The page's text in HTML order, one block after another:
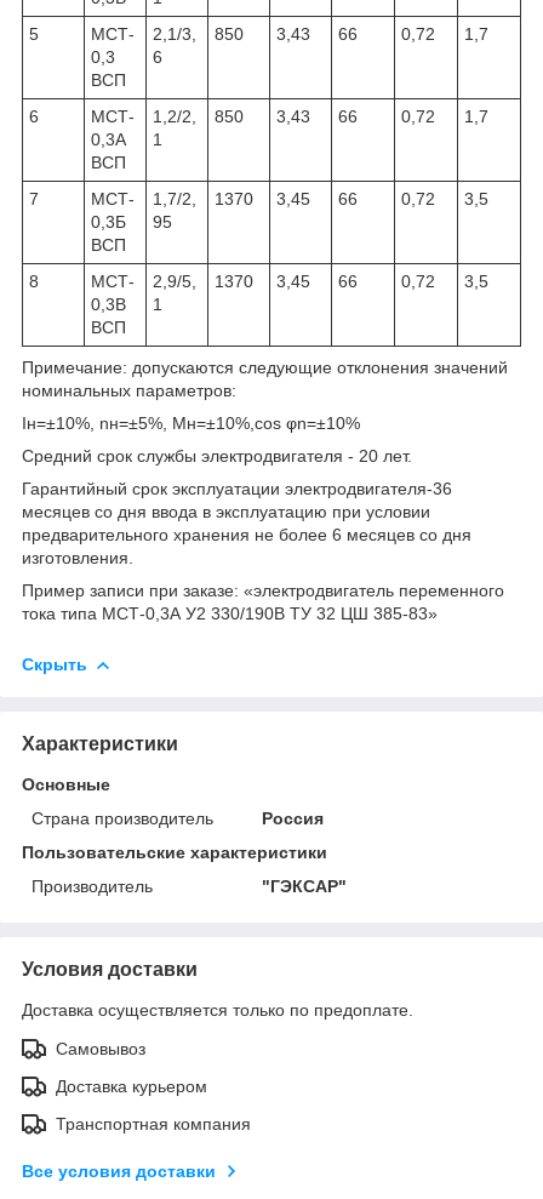
5
МСТ-
0,3
ВСП
2,1/3,
6
850 3,43 66 0,72 1,7
6
МСТ-
0,3А
ВСП
1,2/2,
1
850 3,43 66 0,72 1,7
7
МСТ-
0,3Б
ВСП
1,7/2,
95
1370 3,45 66 0,72 3,5
8
МСТ-
0,3В
ВСП
2,9/5,
1
1370 3,45 66 0,72 3,5
Примечание: допускаются следующие отклонения значений
номинальных параметров:
Iн=±10%, nн=±5%, Mн=±10%,cos φn=±10%
Средний срок службы электродвигателя - 20 лет.
Гарантийный срок эксплуатации электродвигателя-36
месяцев со дня ввода в эксплуатацию при условии
предварительного хранения не более 6 месяцев со дня
изготовления.
Пример записи при заказе: «электродвигатель переменного
тока типа МСТ-0,3А У2 330/190В ТУ 32 ЦШ 385-83»
Скрыть
Характеристики
Основные
Страна производитель
Россия
Пользовательские характеристики
Производитель
"ГЭКСАР"
Условия доставки
Доставка осуществляется только по предоплате.
Самовывоз
Доставка курьером
Транспортная компания
Все условия доставки